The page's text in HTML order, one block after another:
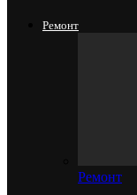
Ремонт
Ремонт